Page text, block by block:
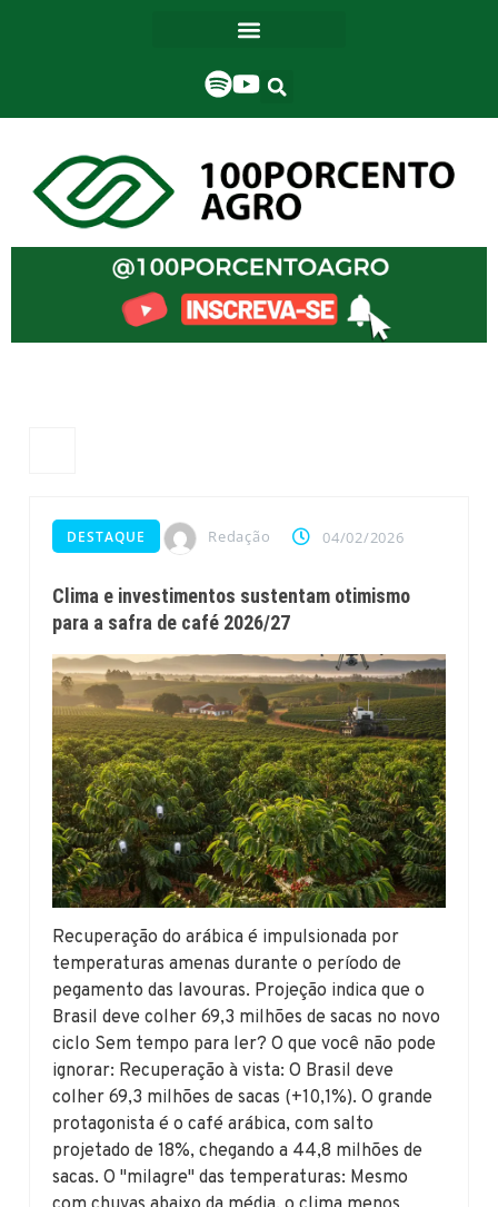
DESTAQUE Redação 04/02/2026
Clima e investimentos sustentam otimismo
para a safra de café 2026/27
Recuperação do arábica é impulsionada por
temperaturas amenas durante o período de
pegamento das lavouras. Projeção indica que o
Brasil deve colher 69,3 milhões de sacas no novo
ciclo Sem tempo para ler? O que você não pode
ignorar: Recuperação à vista: O Brasil deve
colher 69,3 milhões de sacas (+10,1%). O grande
protagonista é o café arábica, com salto
projetado de 18%, chegando a 44,8 milhões de
sacas. O "milagre" das temperaturas: Mesmo